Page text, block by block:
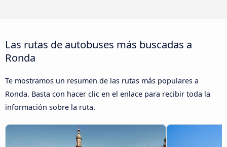
Las rutas de autobuses más buscadas a
Ronda
Te mostramos un resumen de las rutas más populares a
Ronda. Basta con hacer clic en el enlace para recibir toda la
información sobre la ruta.